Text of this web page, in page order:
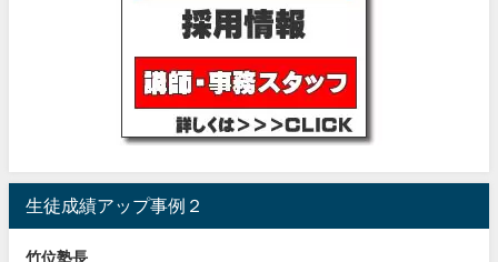
生徒成績アップ事例２
竹位塾長